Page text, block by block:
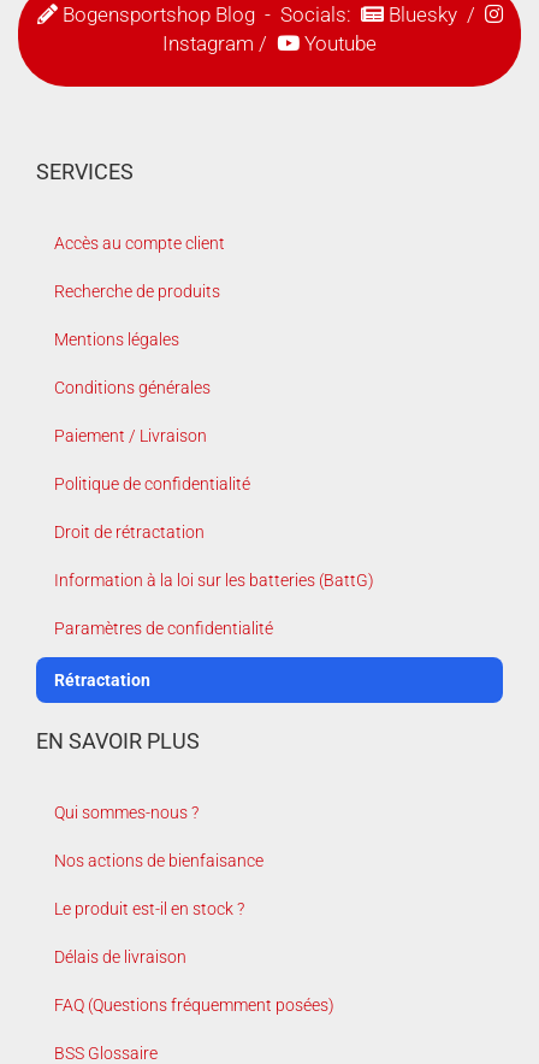
Bogensportshop Blog- Socials: Bluesky/
Instagram / Youtube
SERVICES
Accès au compte client
Recherche de produits
Mentions légales
Conditions générales
Paiement / Livraison
Politique de confidentialité
Droit de rétractation
Information à la loi sur les batteries (BattG)
Paramètres de confidentialité
Rétractation
EN SAVOIR PLUS
Qui sommes-nous ?
Nos actions de bienfaisance
Le produit est-il en stock ?
Délais de livraison
FAQ (Questions fréquemment posées)
BSS Glossaire